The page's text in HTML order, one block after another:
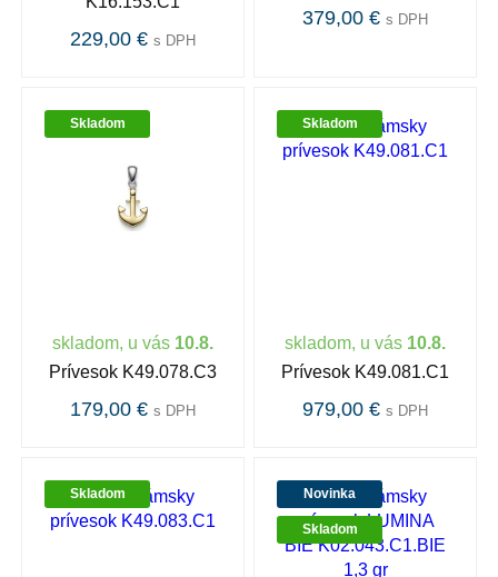
229,00 € s DPH
379,00 € s DPH
Skladom
skladom, u vás 10.8.
Prívesok K49.078.C3
179,00 € s DPH
Skladom
skladom, u vás 10.8.
Prívesok K49.081.C1
979,00 € s DPH
Skladom Novinka
Skladom